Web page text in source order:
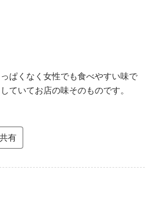
ぱくなく女性でも食べやすい味で
ていてお店の味そのものです。
有